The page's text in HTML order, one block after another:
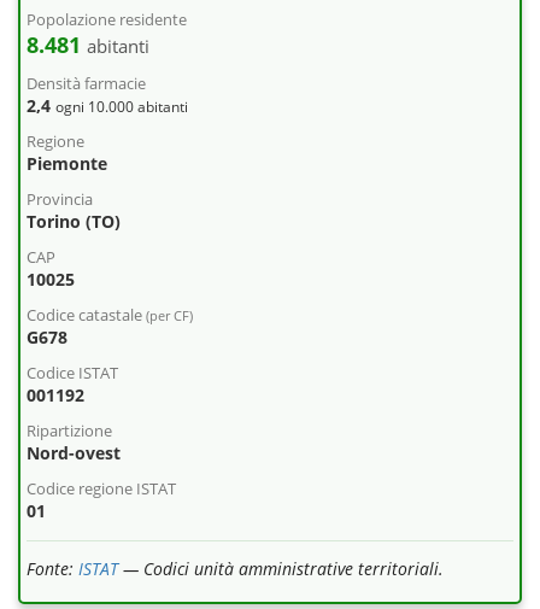
Popolazione residente
8.481 abitanti
Densità farmacie
2,4 ogni 10.000 abitanti
Regione
Piemonte
Provincia
Torino (TO)
CAP
10025
Codice catastale (per CF)
G678
Codice ISTAT
001192
Ripartizione
Nord-ovest
Codice regione ISTAT
01
Fonte: ISTAT— Codici unità amministrative territoriali.